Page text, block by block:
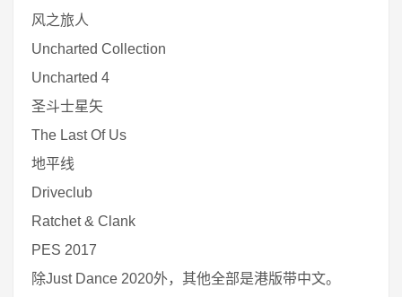
风之旅人
Uncharted Collection
Uncharted 4
圣斗士星矢
The Last Of Us
地平线
Driveclub
Ratchet & Clank
PES 2017
除Just Dance 2020外，其他全部是港版带中文。